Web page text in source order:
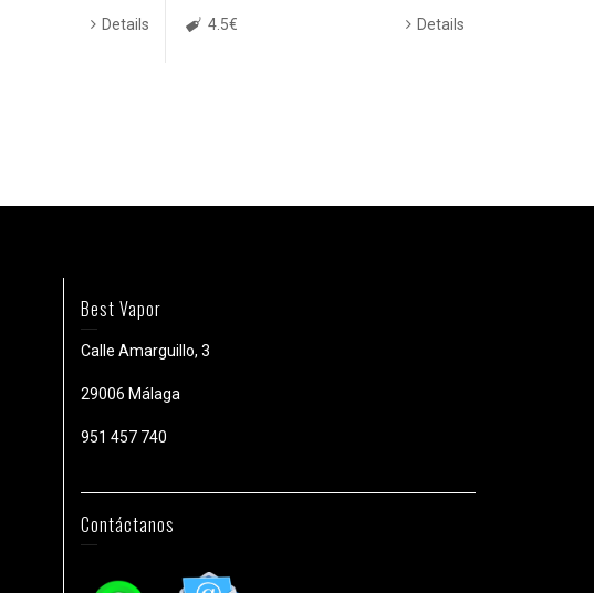
Details 4.5€ Details
Best Vapor
Calle Amarguillo, 3
29006 Málaga
951 457 740
Contáctanos